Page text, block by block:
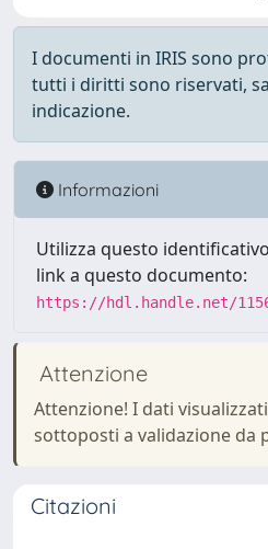
I documenti in IRIS sono
tutti i diritti sono riservati,
indicazione.
Informazioni
Utilizza questo
link a questo documento:
https://hdl.handle.net/
Attenzione
Attenzione! I dati
sottoposti a validazione da
Citazioni